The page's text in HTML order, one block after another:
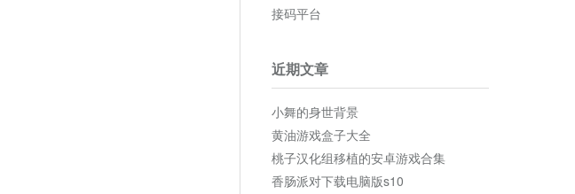
接码平台
近期文章
小舞的身世背景
黄油游戏盒子大全
桃子汉化组移植的安卓游戏合集
香肠派对下载电脑版s10